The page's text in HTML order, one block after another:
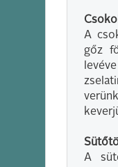
A
gőz
A